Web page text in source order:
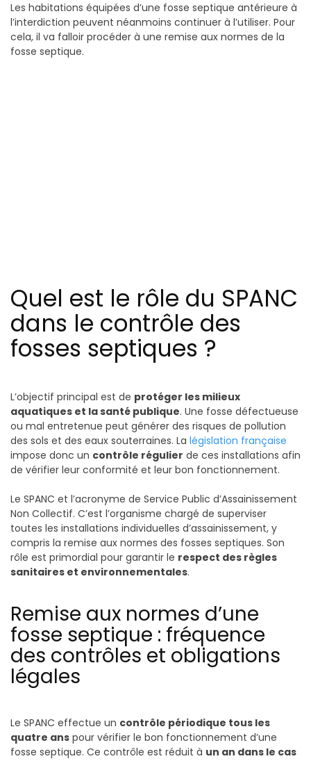
Les habitations équipées d’une fosse septique antérieure à
l’interdiction peuvent néanmoins continuer à l’utiliser. Pour
cela, il va falloir procéder à une remise aux normes de la
fosse septique.
Quel est le rôle du SPANC
dans le contrôle des
fosses septiques ?
L’objectif principal est de protéger les milieux
aquatiques et la santé publique. Une fosse défectueuse
ou mal entretenue peut générer des risques de pollution
des sols et des eaux souterraines. La législation française
impose donc un contrôle régulier de ces installations afin
de vérifier leur conformité et leur bon fonctionnement.
Le SPANC et l’acronyme de Service Public d’Assainissement
Non Collectif. C’est l’organisme chargé de superviser
toutes les installations individuelles d’assainissement, y
compris la remise aux normes des fosses septiques. Son
rôle est primordial pour garantir le respect des règles
sanitaires et environnementales.
Remise aux normes d’une
fosse septique : fréquence
des contrôles et obligations
légales
Le SPANC effectue un contrôle périodique tous les
quatre ans pour vérifier le bon fonctionnement d’une
fosse septique. Ce contrôle est réduit à un an dans le cas